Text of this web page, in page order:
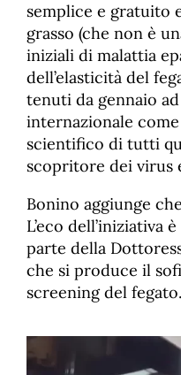
semplice e gratuito
grasso (che non è
iniziali di malattia
dell’elasticità del
tenuti da gennaio
internazionale
scientifico di tutti
scopritore dei virus
Bonino aggiunge
L’eco
parte della
che si produce il
screening del fegato.